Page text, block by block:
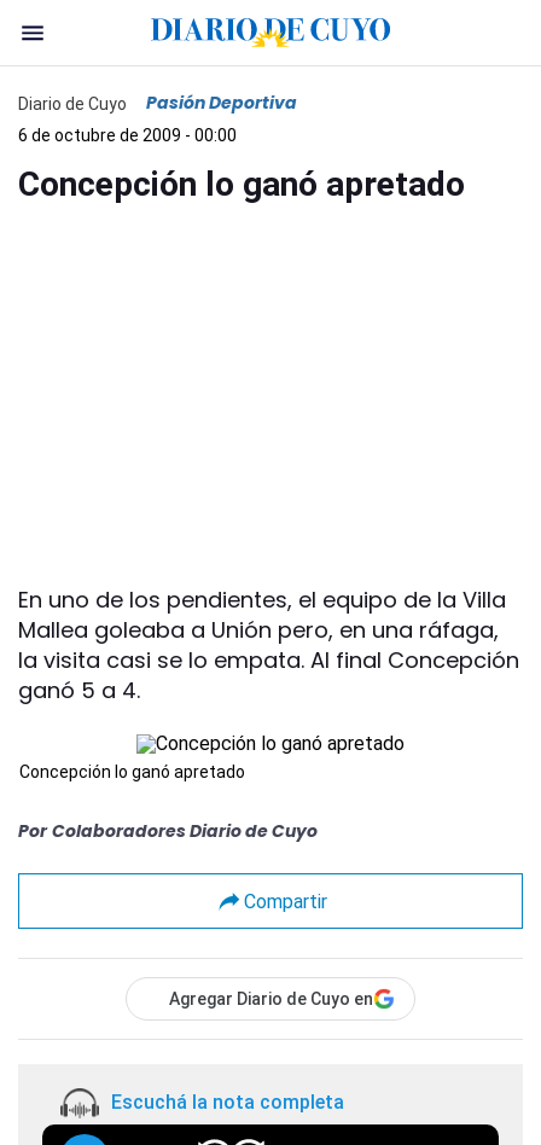
Diario de Cuyo Pasión Deportiva
6 de octubre de 2009 - 00:00
Concepción lo ganó apretado
En uno de los pendientes, el equipo de la Villa
Mallea goleaba a Unión pero, en una ráfaga,
la visita casi se lo empata. Al final Concepción
ganó 5 a 4.
Concepción lo ganó apretado
Por Colaboradores Diario de Cuyo
Compartir
Agregar Diario de Cuyo en
Escuchá la nota completa